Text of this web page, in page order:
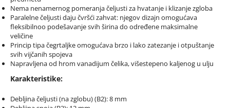
Nema nenamernog pomeranja čeljusti za hvatanje i klizanje zgloba
Paralelne čeljusti daju čvršći zahvat: njegov dizajn omogućava
fleksibilnoo podešavanje svih širina do određene maksimalne
veličine
Princip tipa čegrtaljke omogućava brzo i lako zatezanje i otpuštanje
svih vijčanih spojeva
Napravljena od hrom vanadijum čelika, višestepeno kaljenog u ulju
Karakteristike:
Debljina čeljusti (na zglobu) (B2): 8 mm